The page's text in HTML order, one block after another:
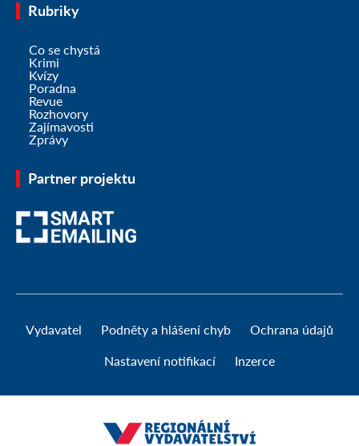
Rubriky
Co se chystá
Krimi
Kvízy
Poradna
Revue
Rozhovory
Zajímavosti
Zprávy
Partner projektu
Vydavatel Podněty a hlášení chyb Ochrana údajů
Nastavení notifikací Inzerce